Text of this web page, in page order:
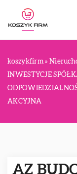
koszykfirm »
INWESTYCJE
AKCYJNA
AZ